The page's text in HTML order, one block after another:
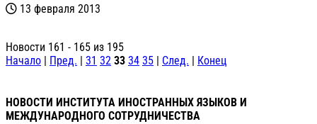
13 февраля 2013
Новости 161 - 165 из 195
Начало | Пред. | 31 32 33 34 35 | След. | Конец
НОВОСТИ ИНСТИТУТА ИНОСТРАННЫХ ЯЗЫКОВ И
МЕЖДУНАРОДНОГО СОТРУДНИЧЕСТВА